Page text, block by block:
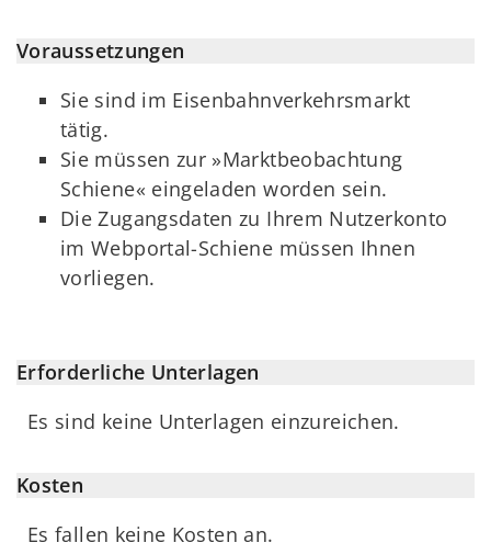
Voraussetzungen
Sie sind im Eisenbahnverkehrsmarkt
tätig.
Sie müssen zur »Marktbeobachtung
Schiene« eingeladen worden sein.
Die Zugangsdaten zu Ihrem Nutzerkonto
im Webportal-Schiene müssen Ihnen
vorliegen.
Erforderliche Unterlagen
Es sind keine Unterlagen einzureichen.
Kosten
Es fallen keine Kosten an.